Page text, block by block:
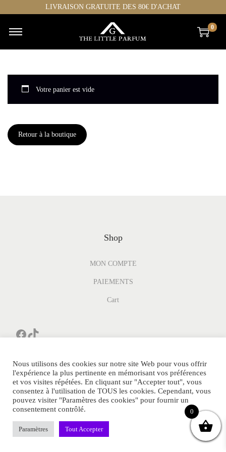
LIVRAISON GRATUITE DES 80€ D'ACHAT
0
Votre panier est vide
Retour à la boutique
Shop
MON COMPTE
PAIEMENTS
Cart
© Thelittleparfum.com Tous Droits Réservés.
Contact
MENTIONS LEGALES
Nous utilisons des cookies sur notre site Web pour vous offrir
l'expérience la plus pertinente en mémorisant vos préférences
et vos visites répétées. En cliquant sur "Accepter tout", vous
consentez à l'utilisation de TOUS les cookies. Cependant, vous
pouvez visiter "Paramètres des cookies" pour fournir un
consentement contrôlé.
Paramètres Tout Accepter
0